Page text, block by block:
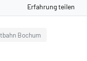
Erfahrung teilen
Bochum